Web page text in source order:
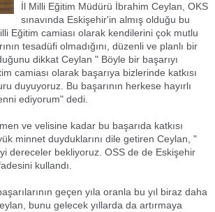
İl Milli Eğitim Müdürü İbrahim Ceylan, OKS
sınavında Eskişehir'in almış olduğu bu
Eğitim camiası olarak kendilerini çok mutlu
tesadüfi olmadığını, düzenli ve planlı bir
dikkat Ceylan " Böyle bir başarıyı
camiası olarak başarıya bizlerinde katkısı
duyuyoruz. Bu başarının herkese hayırlı
ediyorum" dedi.
ve velisine kadar bu başarıda katkısı
minnet duyduklarını dile getiren Ceylan, "
dereceler bekliyoruz. OSS de de Eskişehir
kullandı.
geçen yıla oranla bu yıl biraz daha
bunu gelecek yıllarda da artırmaya